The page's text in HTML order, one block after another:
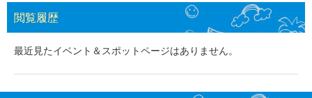
閲覧履歴
最近見たイベント＆スポットページはありません。